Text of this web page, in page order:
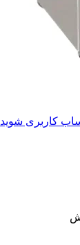
کاربری شوید